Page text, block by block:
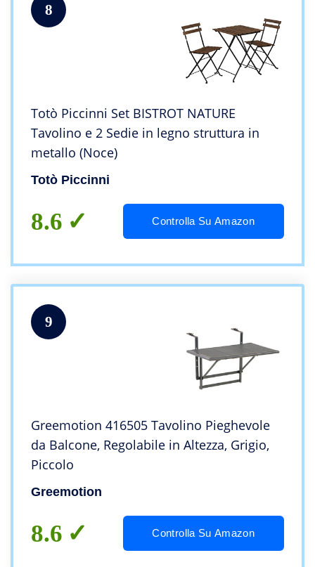
8
Totò Piccinni Set BISTROT NATURE
Tavolino e 2 Sedie in legno struttura in
metallo (Noce)
Totò Piccinni
8.6 Controlla Su Amazon
9
Greemotion 416505 Tavolino Pieghevole
da Balcone, Regolabile in Altezza, Grigio,
Piccolo
Greemotion
8.6 Controlla Su Amazon